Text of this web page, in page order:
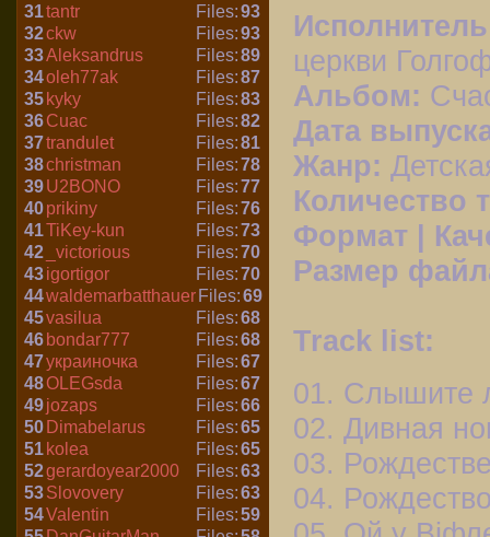
31tantr Files:93
32ckw Files:93
33Aleksandrus Files:89
34oleh77ak Files:87
35 kyky Files:83
36Cuac Files:82
37trandulet Files:81
38christman Files:78
39U2BONO Files:77
40prikiny Files:76
41TiKey-kun Files:73
42
_victorious Files:70
43igortigor Files:70
44waldemarbatthauer Files:69
45vasilua Files:68
46 bondar777 Files:68
47украиночка Files:67
48OLEGsda Files:67
49jozaps Files:66
50 Dimabelarus Files:65
51 kolea Files:65
52gerardoyear2000 Files:63
53Slovovery Files:63
54Valentin Files:59
церкви
Альбом:
Дата
Жанр:
Количество
Формат |
Размер
Track list:
01. Слышите
02. Дивная
03.
04.